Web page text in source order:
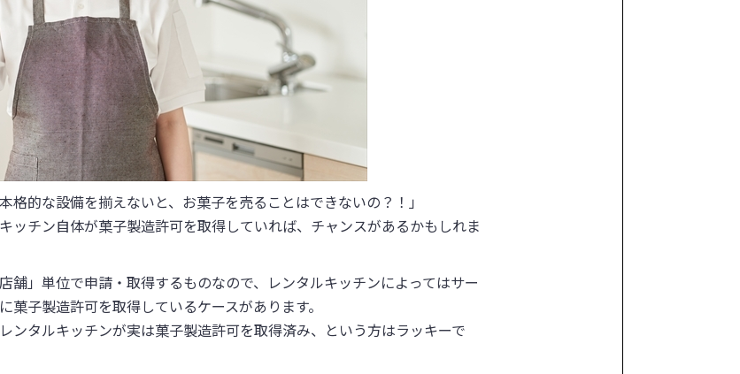
格的な設備を揃えないと、お菓子を売ることはできないの？！」
ッチン自体が菓子製造許可を取得していれば、チャンスがあるかもしれま
舗」単位で申請・取得するものなので、レンタルキッチンによってはサー
菓子製造許可を取得しているケースがあります。
ンタルキッチンが実は菓子製造許可を取得済み、という方はラッキーで